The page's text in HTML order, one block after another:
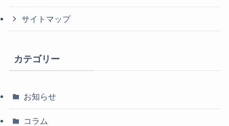
サイトマップ
カテゴリー
お知らせ
コラム